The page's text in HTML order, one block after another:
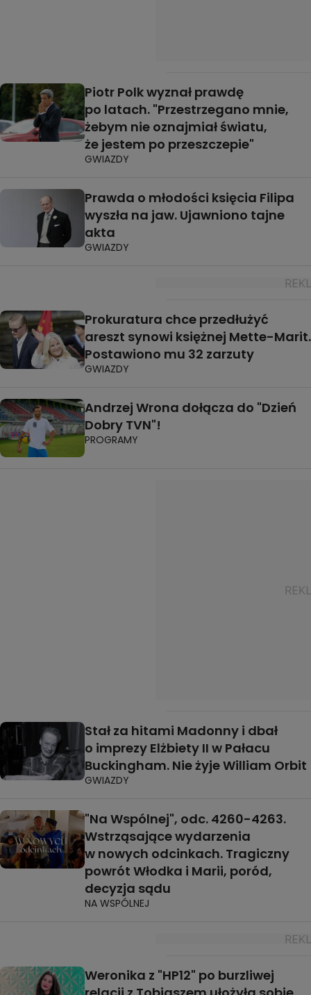
Piotr Polk wyznał prawdę
po latach. "Przestrzegano mnie,
żebym nie oznajmiał światu,
że jestem po przeszczepie"
GWIAZDY
Prawda o młodości księcia Filipa
wyszła na jaw. Ujawniono tajne
akta
GWIAZDY
Prokuratura chce przedłużyć
areszt synowi księżnej Mette-Marit.
Postawiono mu 32 zarzuty
GWIAZDY
Andrzej Wrona dołącza do "Dzień
Dobry TVN"!
PROGRAMY
Stał za hitami Madonny i dbał
o imprezy Elżbiety II w Pałacu
Buckingham. Nie żyje William Orbit
GWIAZDY
"Na Wspólnej", odc. 4260-4263.
Wstrząsające wydarzenia
w nowych odcinkach. Tragiczny
powrót Włodka i Marii, poród,
decyzja sądu
NA WSPÓLNEJ
Weronika z "HP12" po burzliwej